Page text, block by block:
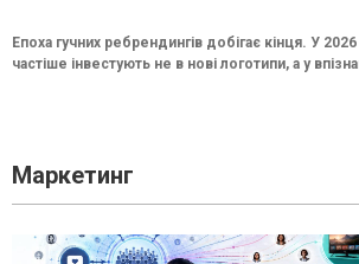
Епоха гучних ребрендингів добігає кінця. У
частіше інвестують не в нові логотипи, а у
Маркетинг